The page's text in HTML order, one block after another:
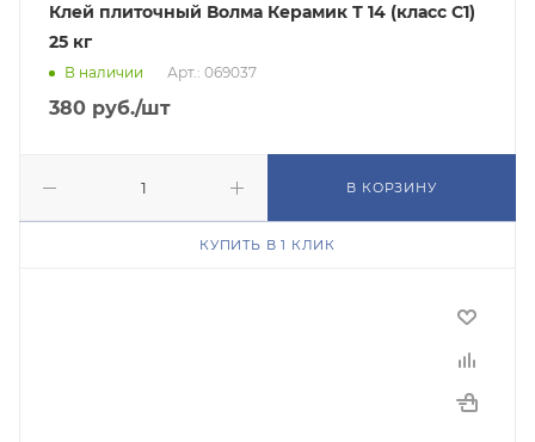
Клей плиточный Волма Керамик Т 14 (класс C1)
25 кг
В наличии Арт.: 069037
380 руб./шт
В КОРЗИНУ
КУПИТЬ В 1 КЛИК